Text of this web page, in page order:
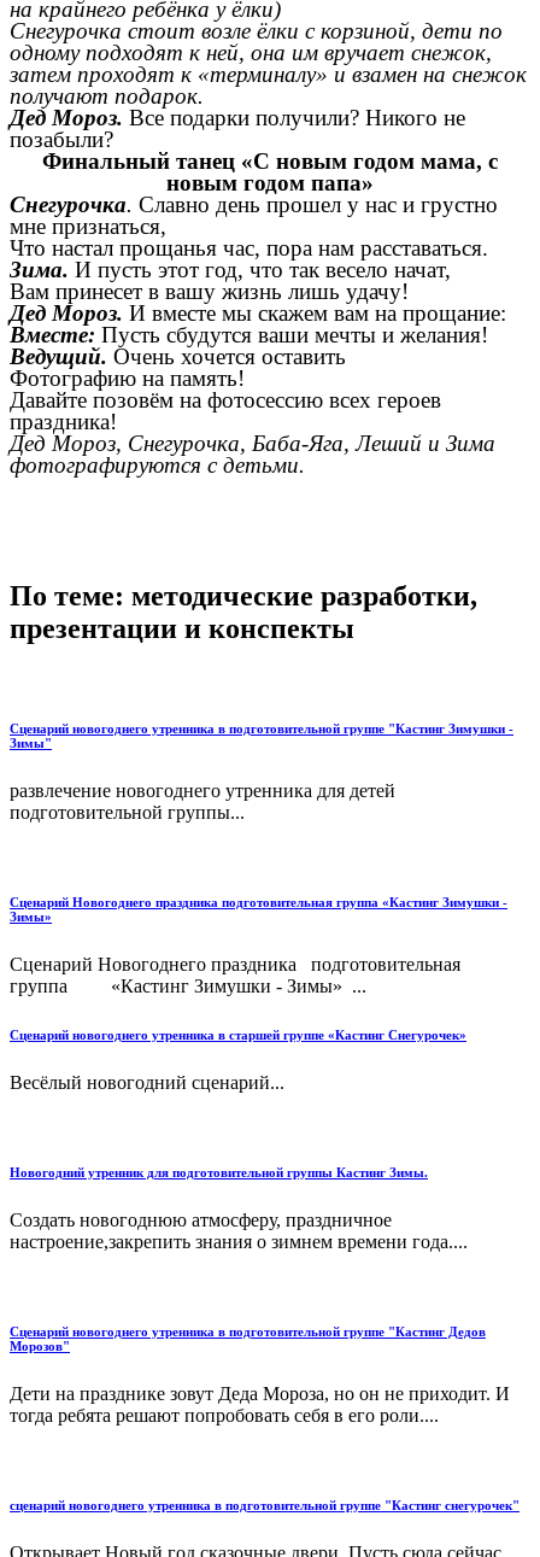
на крайнего ребёнка у ёлки)
Снегурочка стоит возле ёлки с корзиной, дети по
одному подходят к ней, она им вручает снежок,
затем проходят к «терминалу» и взамен на снежок
получают подарок.
Дед Мороз. Все подарки получили? Никого не
позабыли?
Финальный танец «С новым годом мама, с
новым годом папа»
Снегурочка. Славно день прошел у нас и грустно
мне признаться,
Что настал прощанья час, пора нам расставаться.
Зима. И пусть этот год, что так весело начат,
Вам принесет в вашу жизнь лишь удачу!
Дед Мороз. И вместе мы скажем вам на прощание:
Вместе: Пусть сбудутся ваши мечты и желания!
Ведущий. Очень хочется оставить
Фотографию на память!
Давайте позовём на фотосессию всех героев
праздника!
Дед Мороз, Снегурочка, Баба-Яга, Леший и Зима
фотографируются с детьми.
По теме: методические разработки,
презентации и конспекты
Сценарий новогоднего утренника в подготовительной группе "Кастинг Зимушки -
Зимы"
развлечение новогоднего утренника для детей
подготовительной группы...
Сценарий Новогоднего праздника подготовительная группа «Кастинг Зимушки -
Зимы»
Сценарий Новогоднего праздника подготовительная
группа «Кастинг Зимушки - Зимы» ...
Сценарий новогоднего утренника в старшей группе «Кастинг Снегурочек»
Весёлый новогодний сценарий...
Новогодний утренник для подготовительной группы Кастинг Зимы.
Создать новогоднюю атмосферу, праздничное
настроение,закрепить знания о зимнем времени года....
Сценарий новогоднего утренника в подготовительной группе "Кастинг Дедов
Морозов"
Дети на празднике зовут Деда Мороза, но он не приходит. И
тогда ребята решают попробовать себя в его роли....
сценарий новогоднего утренника в подготовительной группе "Кастинг снегурочек"
Открывает Новый год сказочные двери. Пусть сюда сейчас